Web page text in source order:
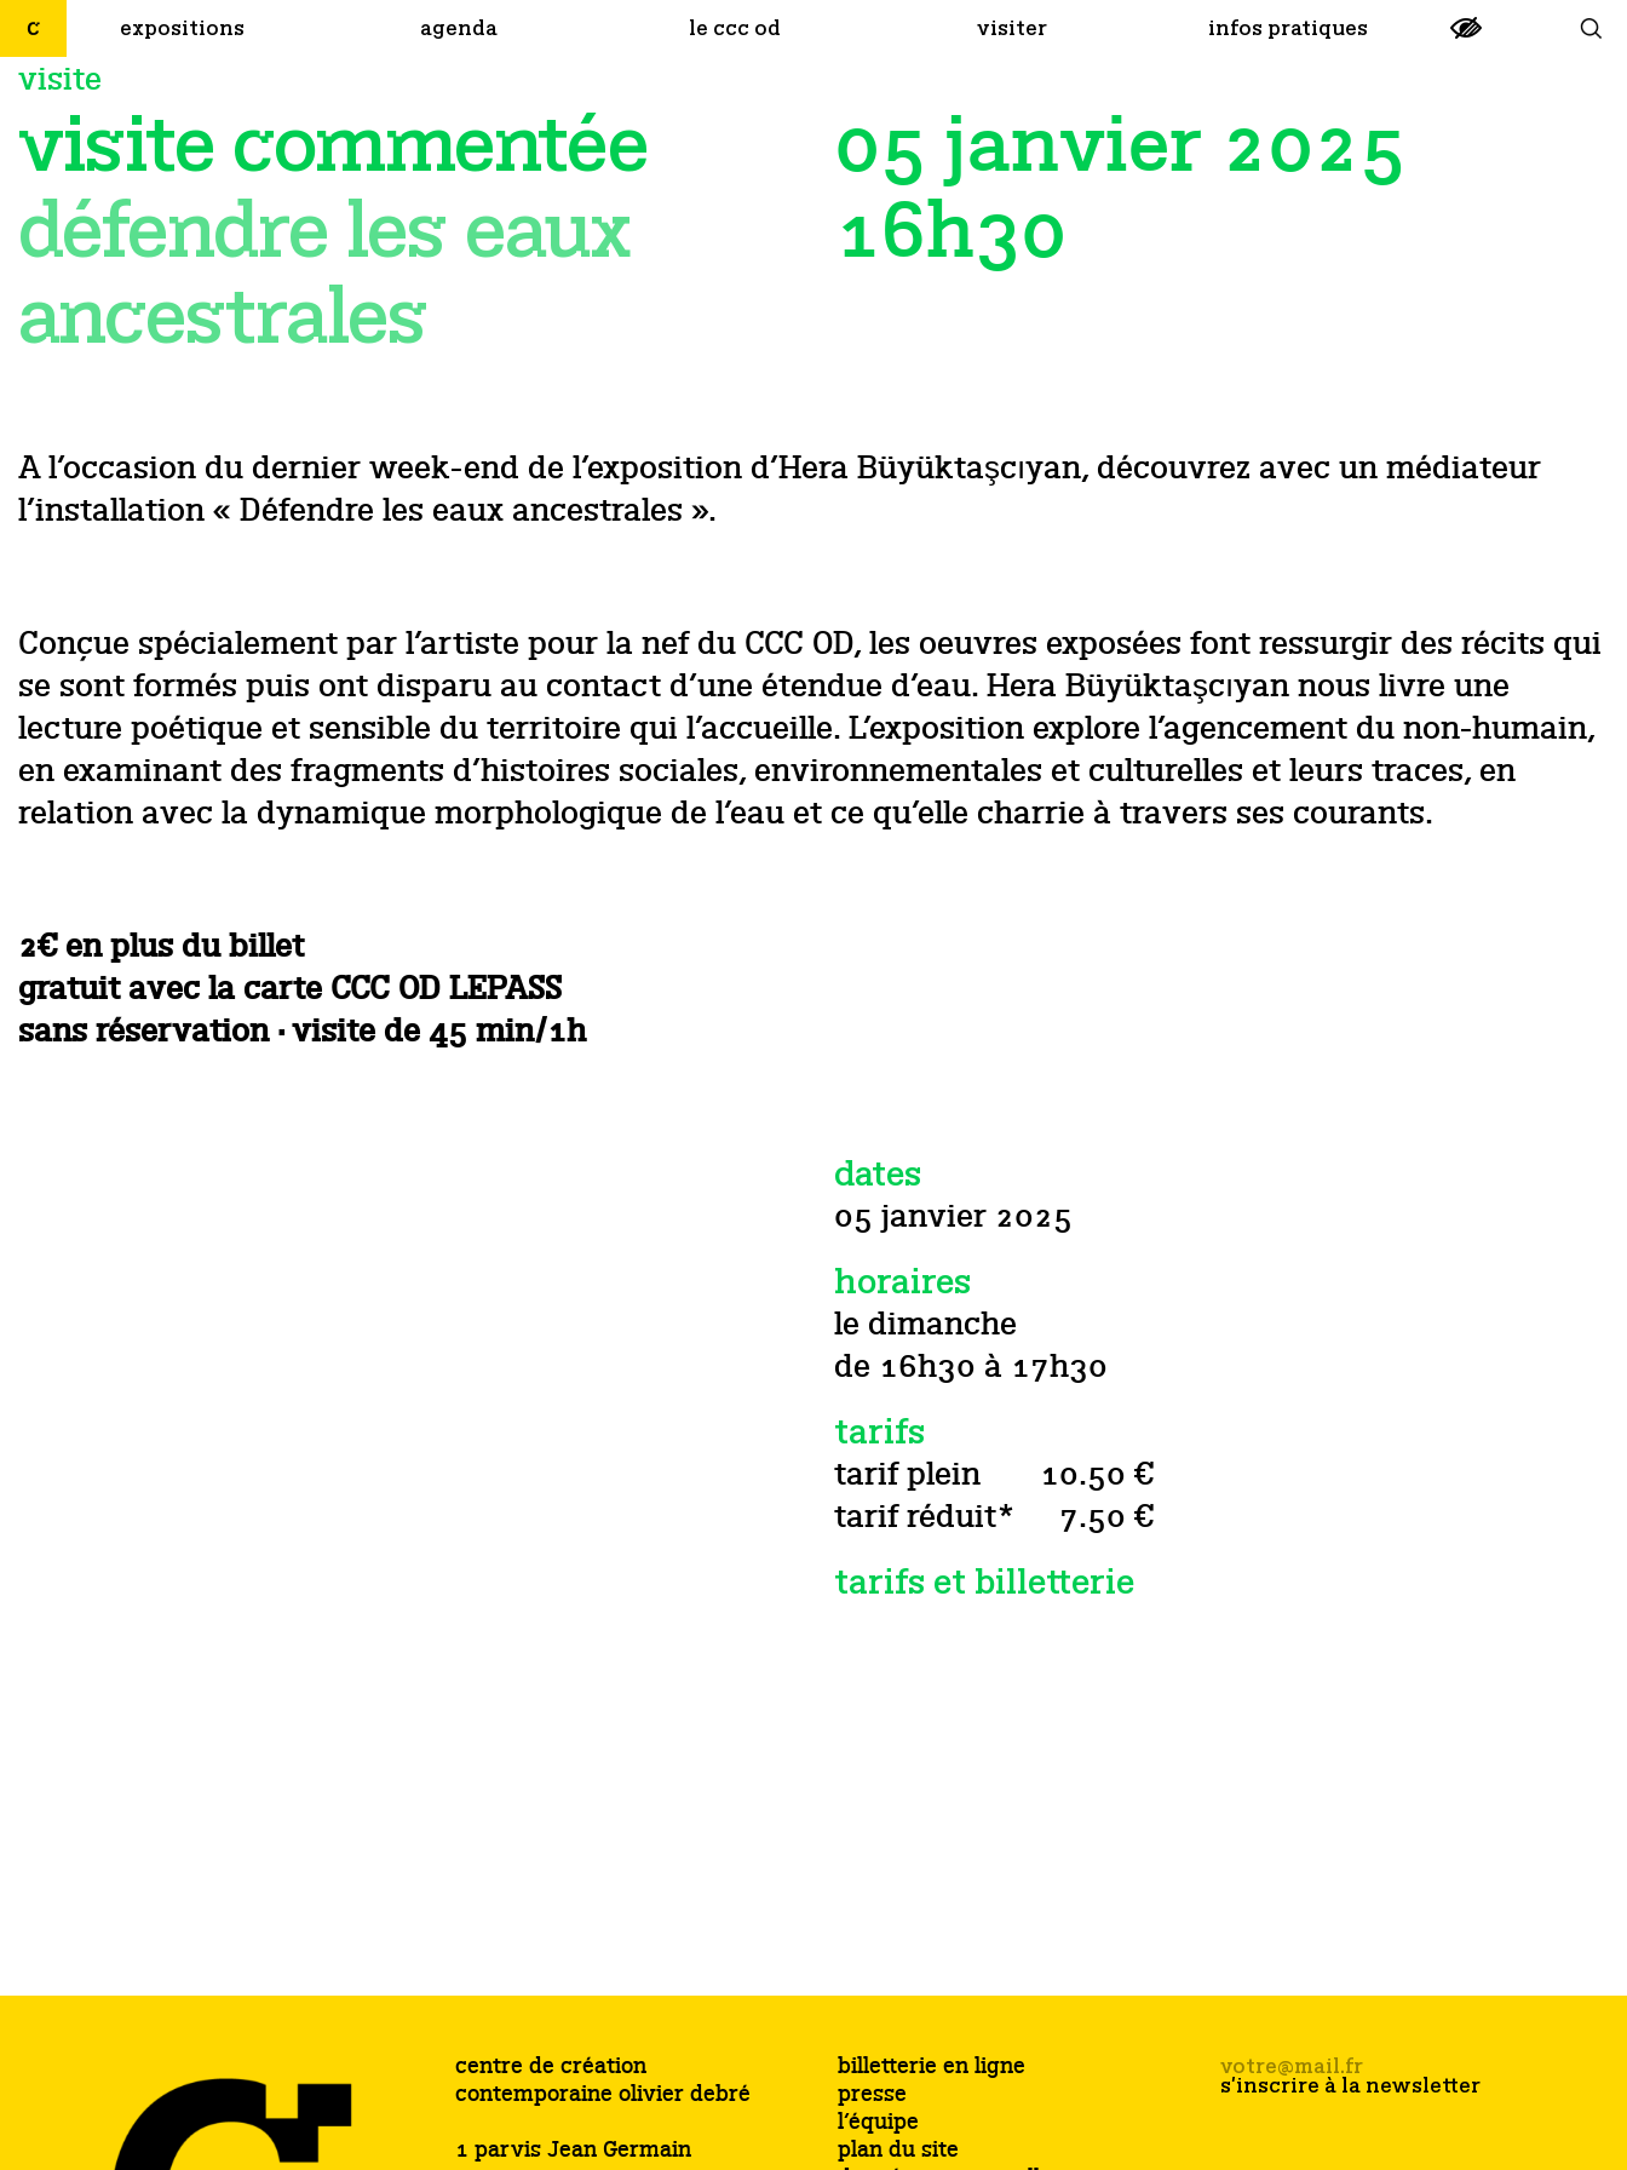
expositions agenda le ccc od visiter infos pratiques
visite
visite commentée
défendre les eaux
ancestrales
05 janvier 2025
16h30
A l’occasion du dernier week-end de l’exposition d’Hera Büyüktaşcıyan, découvrez avec un médiateur
l’installation « Défendre les eaux ancestrales ».
Conçue spécialement par l’artiste pour la nef du CCC OD, les oeuvres exposées font ressurgir des récits qui
se sont formés puis ont disparu au contact d’une étendue d’eau. Hera Büyüktaşcıyan nous livre une
lecture poétique et sensible du territoire qui l’accueille. L’exposition explore l’agencement du non-humain,
en examinant des fragments d’histoires sociales, environnementales et culturelles et leurs traces, en
relation avec la dynamique morphologique de l’eau et ce qu’elle charrie à travers ses courants.
2€ en plus du billet
gratuit avec la carte CCC OD LEPASS
sans réservation · visite de 45 min/1h
dates
05 janvier 2025
horaires
le dimanche
de 16h30 à 17h30
tarifs
tarif plein
10.50 €
tarif réduit*
7.50 €
tarifs et billetterie
centre de création
contemporaine olivier debré
1 parvis Jean Germain
billetterie en ligne
presse
l’équipe
plan du site